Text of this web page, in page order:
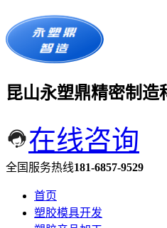
昆山永塑鼎精密制造
在线咨询
全国服务热线181-6857-9529
首页
塑胶模具开发